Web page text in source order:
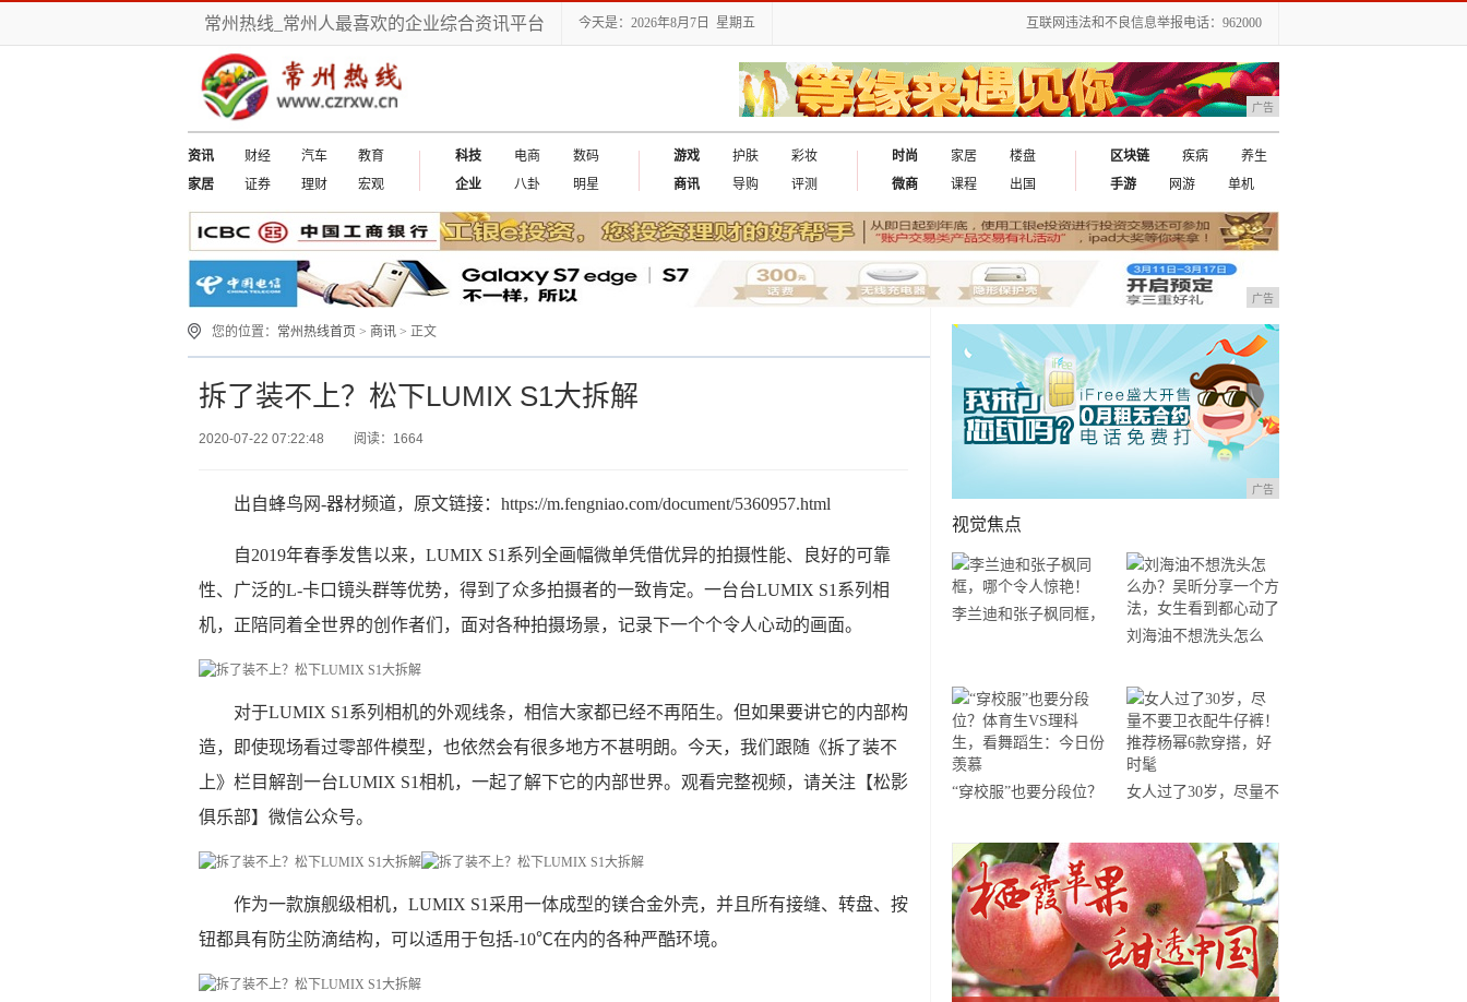
常州热线_常州人最喜欢的企业综合资讯平台 今天是：2026年8月7日 星期五 互联网违法和不良信息举报电话：962000
广告
资讯 财经 汽车
教育
家居
证券 理财 宏观
科技 电商
数码
企业
八卦 明星
游戏 护肤
彩妆
商讯
导购 评测
时尚 家居
楼盘
微商
课程 出国
区块链 疾病
养生
手游
网游 单机
广告
您的位置： 常州热线首页 > 商讯 > 正文
拆了装不上？松下LUMIX S1大拆解
2020-07-22 07:22:48 阅读：1664
出自蜂鸟网-器材频道，原文链接：https://m.fengniao.com/document/5360957.html
自2019年春季发售以来，LUMIX S1系列全画幅微单凭借优异的拍摄性能、良好的可靠
性、广泛的L-卡口镜头群等优势，得到了众多拍摄者的一致肯定。一台台LUMIX S1系列相
机，正陪同着全世界的创作者们，面对各种拍摄场景，记录下一个个令人心动的画面。
对于LUMIX S1系列相机的外观线条，相信大家都已经不再陌生。但如果要讲它的内部构
造，即使现场看过零部件模型，也依然会有很多地方不甚明朗。今天，我们跟随《拆了装不
上》栏目解剖一台LUMIX S1相机，一起了解下它的内部世界。观看完整视频，请关注【松影
俱乐部】微信公众号。
作为一款旗舰级相机，LUMIX S1采用一体成型的镁合金外壳，并且所有接缝、转盘、按
钮都具有防尘防滴结构，可以适用于包括-10℃在内的各种严酷环境。
广告
视觉焦点
李兰迪和张子枫同框，
刘海油不想洗头怎么
法，女生看到都心动了
“穿校服”也要分段位？
舞蹈生：今日份羡慕
女人过了30岁，尽量不
杨幂6款穿搭，好时髦